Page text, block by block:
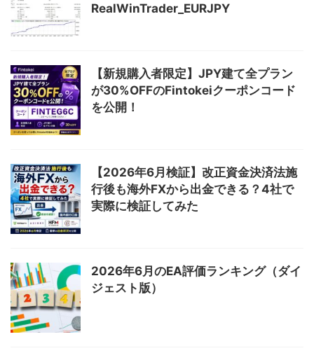
RealWinTrader_EURJPY
【新規購入者限定】JPY建て全プラン
が30%OFFのFintokeiクーポンコード
を公開！
【2026年6月検証】改正資金決済法施
行後も海外FXから出金できる？4社で
実際に検証してみた
2026年6月のEA評価ランキング（ダイ
ジェスト版）